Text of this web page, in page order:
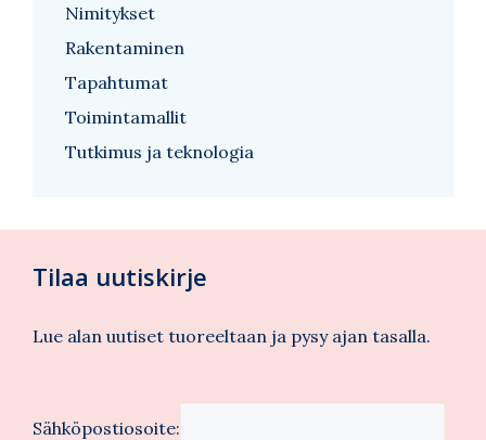
Nimitykset
Rakentaminen
Tapahtumat
Toimintamallit
Tutkimus ja teknologia
Tilaa uutiskirje
Lue alan uutiset tuoreeltaan ja pysy ajan tasalla.
Sähköpostiosoite: